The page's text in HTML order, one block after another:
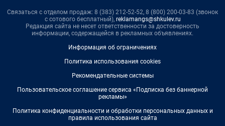
Связаться с отделом продаж: 8 (383) 212-52-52, 8 (800) 200-03-83 (звонок
с сотового бесплатный), reklamangs@shkulev.ru
Редакция сайта не несет ответственности за достоверность
информации, содержащейся в рекламных объявлениях.
Информация об ограничениях
Политика использования cookies
Рекомендательные системы
Пользовательское соглашение сервиса «Подписка без баннерной
рекламы»
Политика конфиденциальности и обработки персональных данных и
правила использования сайта